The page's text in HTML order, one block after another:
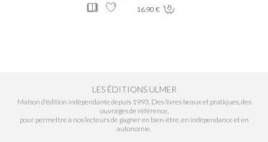
16.90 €
LES ÉDITIONS ULMER
Maison d'édition indépendante depuis 1993. Des livres beaux et pratiques, des
ouvrages de référence,
pour permettre à nos lecteurs de gagner en bien-être, en indépendance et en
autonomie.